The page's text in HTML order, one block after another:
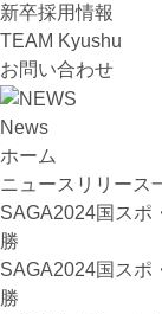
新卒採用情報
TEAM Kyushu
お問い合わせ
News
ホーム
ニュースリリース
SAGA2024国ス
勝
SAGA2024国ス
勝